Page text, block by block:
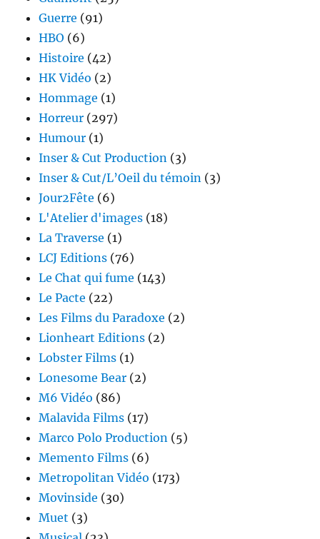
Guerre (91)
HBO (6)
Histoire (42)
HK Vidéo (2)
Hommage (1)
Horreur (297)
Humour (1)
Inser & Cut Production (3)
Inser & Cut/L’Oeil du témoin (3)
Jour2Fête (6)
L'Atelier d'images (18)
La Traverse (1)
LCJ Editions (76)
Le Chat qui fume (143)
Le Pacte (22)
Les Films du Paradoxe (2)
Lionheart Editions (2)
Lobster Films (1)
Lonesome Bear (2)
M6 Vidéo (86)
Malavida Films (17)
Marco Polo Production (5)
Memento Films (6)
Metropolitan Vidéo (173)
Movinside (30)
Muet (3)